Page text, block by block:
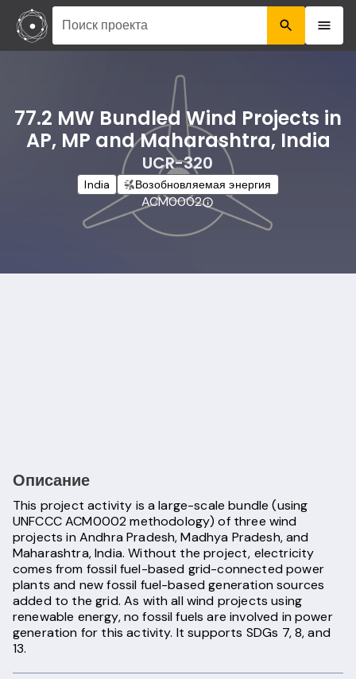
77.2 MW Bundled Wind Projects in
AP, MP and Maharashtra, India
UCR-320
India Возобновляемая энергия
ACM0002
Описание
This project activity is a large-scale bundle (using
UNFCCC ACM0002 methodology) of three wind
projects in Andhra Pradesh, Madhya Pradesh, and
Maharashtra, India. Without the project, electricity
comes from fossil fuel-based grid-connected power
plants and new fossil fuel-based generation sources
added to the grid. As with all wind projects using
renewable energy, no fossil fuels are involved in power
generation for this activity. It supports SDGs 7, 8, and
13.